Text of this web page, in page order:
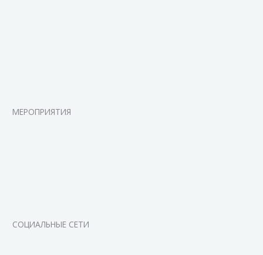
МЕРОПРИЯТИЯ
СОЦИАЛЬНЫЕ СЕТИ